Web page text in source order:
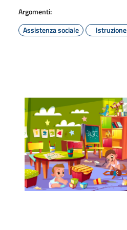
Argomenti:
Assistenza sociale
Istruzione